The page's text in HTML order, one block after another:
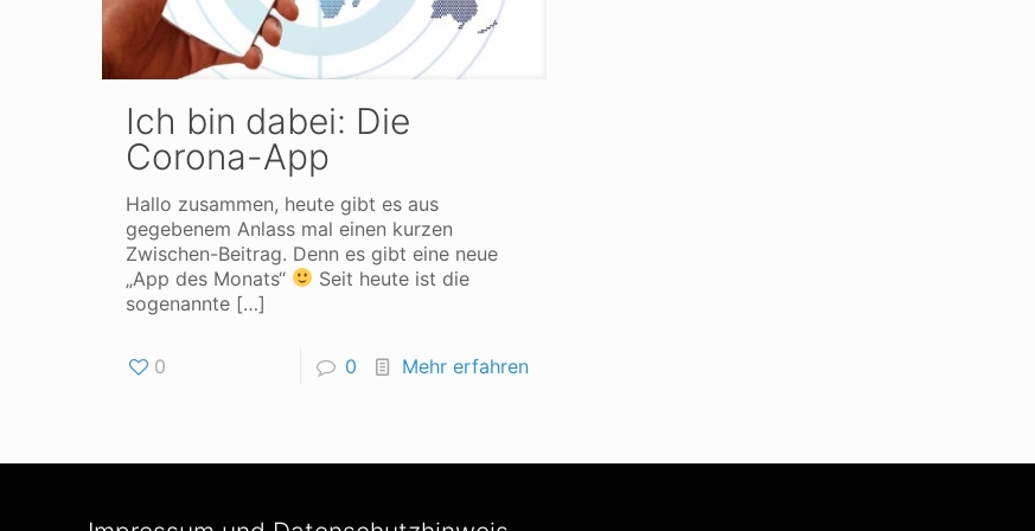
Ich bin dabei: Die
Corona-App
Hallo zusammen, heute gibt es aus
gegebenem Anlass mal einen kurzen
Zwischen-Beitrag. Denn es gibt eine neue
„App des Monats“
Seit heute ist die
sogenannte[…]
0 0 Mehr erfahren